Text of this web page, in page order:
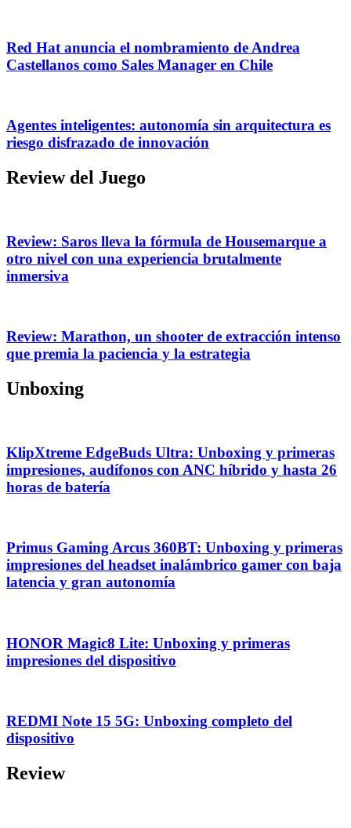
Red Hat anuncia el nombramiento de Andrea
Castellanos como Sales Manager en Chile
Agentes inteligentes: autonomía sin arquitectura es
riesgo disfrazado de innovación
Review del Juego
Review: Saros lleva la fórmula de Housemarque a
otro nivel con una experiencia brutalmente
inmersiva
Review: Marathon, un shooter de extracción intenso
que premia la paciencia y la estrategia
Unboxing
KlipXtreme EdgeBuds Ultra: Unboxing y primeras
impresiones, audífonos con ANC híbrido y hasta 26
horas de batería
Primus Gaming Arcus 360BT: Unboxing y primeras
impresiones del headset inalámbrico gamer con baja
latencia y gran autonomía
HONOR Magic8 Lite: Unboxing y primeras
impresiones del dispositivo
REDMI Note 15 5G: Unboxing completo del
dispositivo
Review